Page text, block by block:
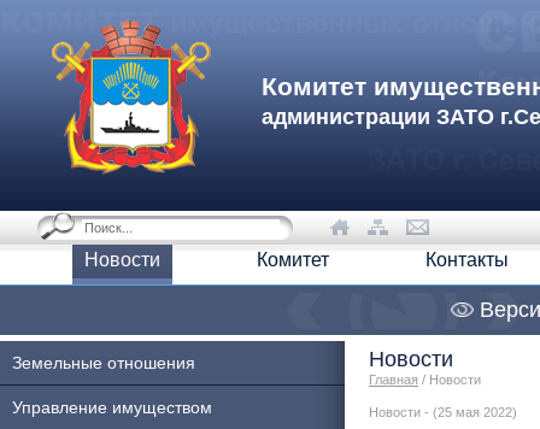
Комитет
администрации ЗАТО
Новости Комитет Контакты
Земельные отношения
Управление имуществом
Новости
Главная / Новости
Новости - (25 мая 2022)